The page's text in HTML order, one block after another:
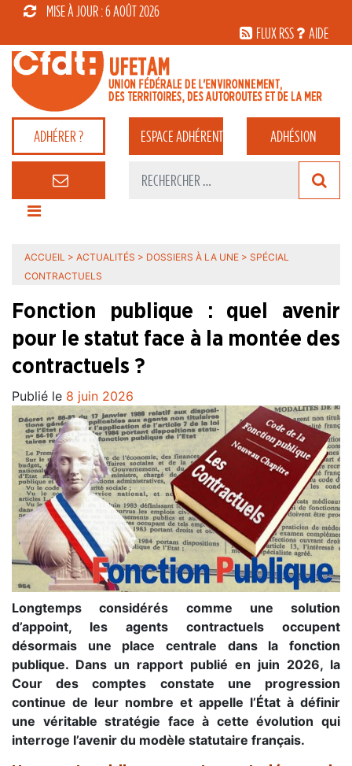
MISE À JOUR : 6 AOÛT 2026
FLUX RSS
AIDE
ADHÉRER ? ESPACEADHÉRENT ADHÉSION
ACCUEIL > ACTUALITÉS > DOSSIERS À LA UNE > SPÉCIAL
CONTRACTUELS
Fonction publique : quel avenir
pour le statut face à la montée des
contractuels ?
Publié le 8 juin 2026
Longtemps considérés comme une solution
d’appoint, les agents contractuels occupent
désormais une place centrale dans la fonction
publique. Dans un rapport publié en juin 2026, la
Cour des comptes constate une progression
continue de leur nombre et appelle l’État à définir
une véritable stratégie face à cette évolution qui
interroge l’avenir du modèle statutaire français.